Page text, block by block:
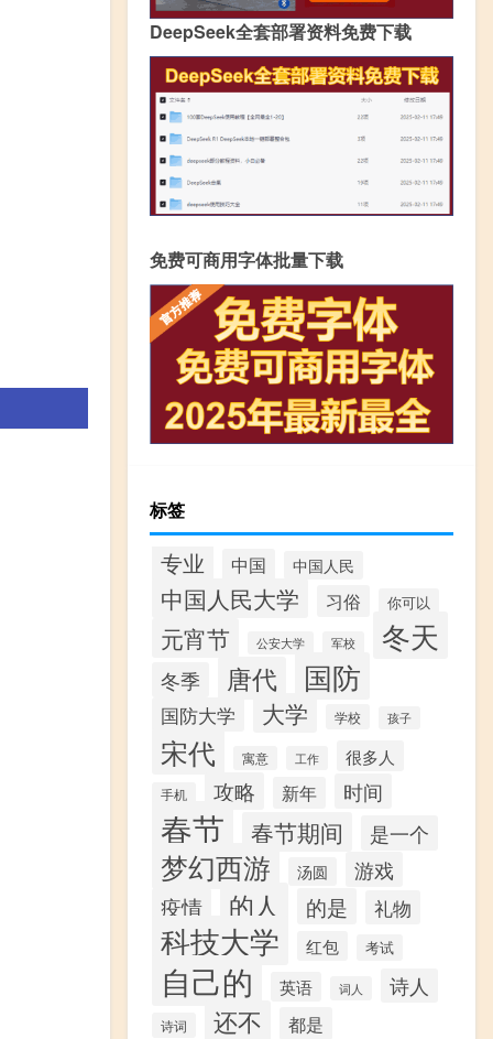
DeepSeek全套部署资料免费下载
免费可商用字体批量下载
标签
专业 中国 中国人民
中国人民大学 习俗 你可以
元宵节 公安大学 军校 冬天
冬季 唐代 国防
国防大学 大学 学校 孩子
宋代 寓意 工作 很多人
手机 攻略 新年 时间
春节 春节期间 是一个
梦幻西游 汤圆 游戏
疫情 的人 的是 礼物
科技大学 红包 考试
自己的 英语 词人 诗人
诗词 还不 都是